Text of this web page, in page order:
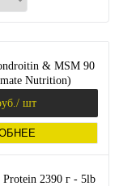
& MSM 90
Nutrition)
/ шт
Protein 2390 г - 5lb